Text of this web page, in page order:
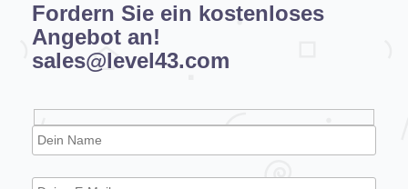
Fordern Sie ein kostenloses
Angebot an!
sales@level43.com